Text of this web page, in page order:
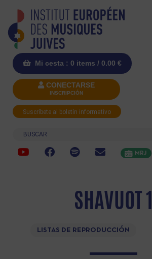
Mi cesta : 0 items / 0.00 €
CONECTARSE
INSCRIPCIÓN
Suscríbete al boletín informativo
Buscar
MRJ
SHAVUOT 1
LISTAS DE REPRODUCCIÓN